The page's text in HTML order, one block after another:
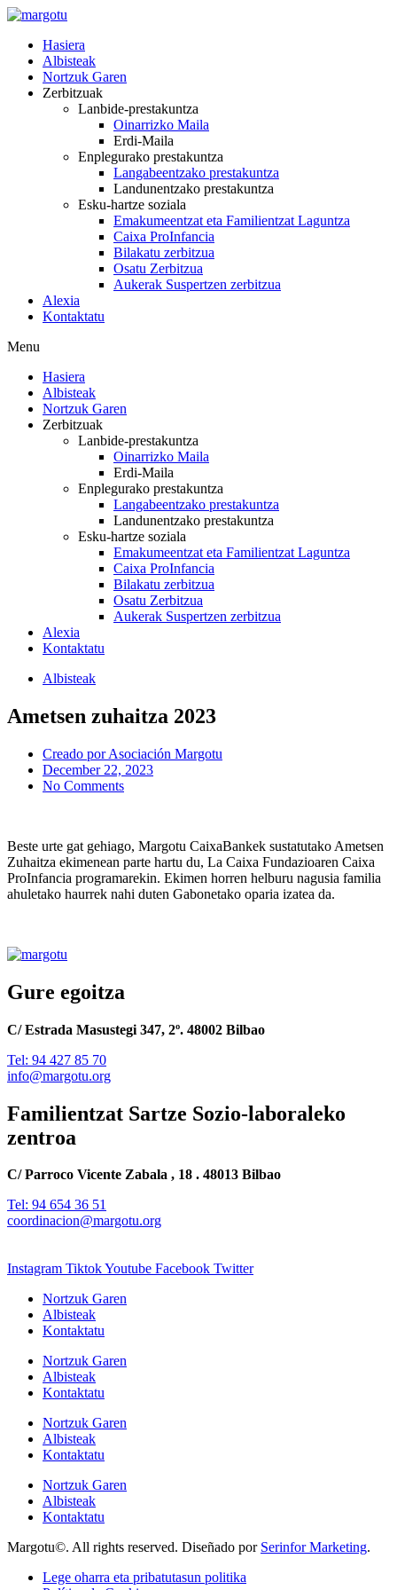
Skip
contentHasiera
Albisteak
Nortzuk Garen
Zerbitzuak
Lanbide-prestakuntza
Oinarrizko Maila
Erdi-Maila
Enplegurako prestakuntza
Langabeentzako prestakuntza
Landunentzako prestakuntza
Esku-hartze soziala
Emakumeentzat eta Familientzat Laguntza
Caixa ProInfancia
Bilakatu zerbitzua
Osatu Zerbitzua
Aukerak Suspertzen zerbitzua
Alexia
Kontaktatu
Menu
Hasiera
Albisteak
Nortzuk Garen
Zerbitzuak
Lanbide-prestakuntza
Oinarrizko Maila
Erdi-Maila
Enplegurako prestakuntza
Langabeentzako prestakuntza
Landunentzako prestakuntza
Esku-hartze soziala
Emakumeentzat eta Familientzat Laguntza
Caixa ProInfancia
Bilakatu zerbitzua
Osatu Zerbitzua
Aukerak Suspertzen zerbitzua
Alexia
Kontaktatu
Albisteak
Ametsen zuhaitza 2023
Creado porAsociación Margotu
December 22, 2023
No Comments
Beste urte gat gehiago, Margotu CaixaBankek sustatutako Ametsen
Zuhaitza ekimenean parte hartu du, La Caixa Fundazioaren Caixa
ProInfancia programarekin. Ekimen horren helburu nagusia familia
ahuletako haurrek nahi duten Gabonetako oparia izatea da.
Gure egoitza
C/ Estrada Masustegi 347, 2º. 48002 Bilbao
Tel: 94 427 85 70
info@margotu.org
Familientzat Sartze Sozio-laboraleko
zentroa
C/ Parroco Vicente Zabala , 18 . 48013 Bilbao
Tel: 94 654 36 51
coordinacion@margotu.org
Instagram TiktokYoutube Facebook Twitter
Nortzuk Garen
Albisteak
Kontaktatu
Nortzuk Garen
Albisteak
Kontaktatu
Nortzuk Garen
Albisteak
Kontaktatu
Nortzuk Garen
Albisteak
Kontaktatu
Margotu©. All rights reserved. Diseñado por Serinfor Marketing.
Lege oharra eta pribatutasun politika